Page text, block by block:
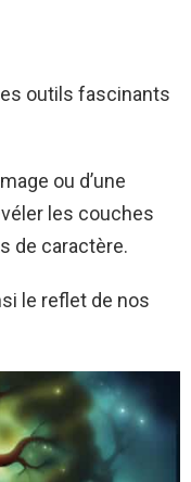
outils fascinants
ou d’une
les couches
de caractère.
le reflet de nos